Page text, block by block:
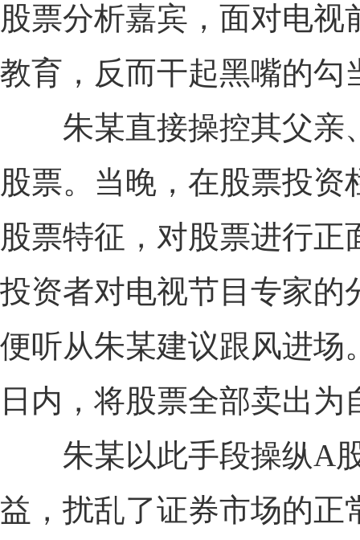
股票分析嘉宾，面对电
教育，反而干起黑嘴的勾
朱某直接操控其父亲
股票。当晚，在股票投
股票特征，对股票进行
投资者对电视节目专家的
便听从朱某建议跟风进场
日内，将股票全部卖出为
朱某以此手段操纵A股
益，扰乱了证券市场的正